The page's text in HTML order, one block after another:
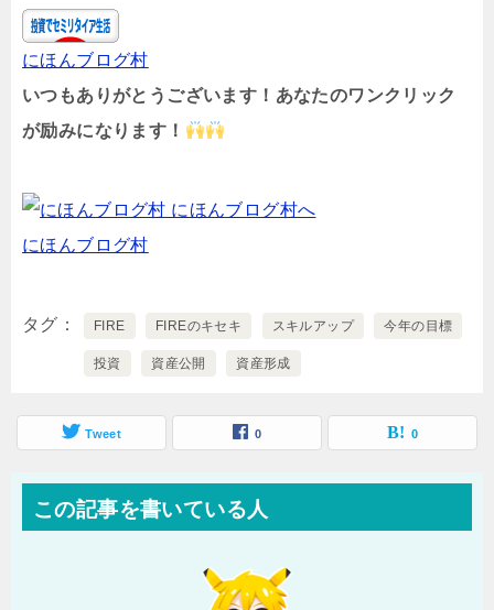
にほんブログ村
いつもありがとうございます！あなたのワンクリック
が励みになります！
にほんブログ村
タグ FIRE FIREのキセキ スキルアップ 今年の目標
投資 資産公開 資産形成
Tweet 0 0
この記事を書いている人